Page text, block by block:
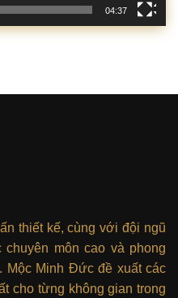
04:37
thiết kế, cùng với đội ngũ
môn cao và phong
Mộc Minh Đức đề xuất các
cho từng không gian trong